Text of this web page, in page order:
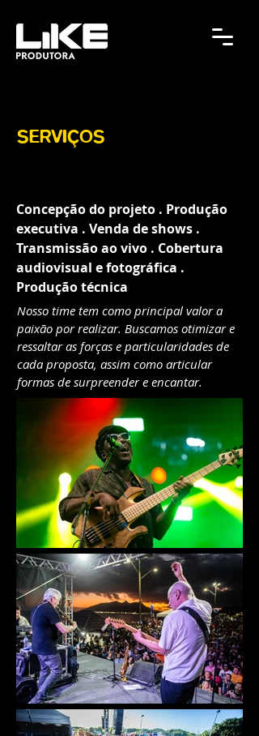
SERVIÇOS
Concepção do projeto . Produção
executiva . Venda de shows .
Transmissão ao vivo . Cobertura
audiovisual e fotográfica .
Produção técnica
Nosso time tem como principal valor a
paixão por realizar. Buscamos otimizar e
ressaltar as forças e particularidades de
cada proposta, assim como articular
formas de surpreender e encantar.